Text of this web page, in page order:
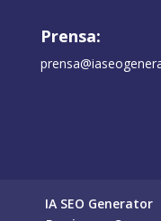
Prensa:
IA SEO Generator